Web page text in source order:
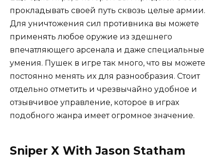
прокладывать своей путь сквозь целые армии.
Для уничтожения сил противника вы можете
применять любое оружие из здешнего
впечатляющего арсенала и даже специальные
умения. Пушек в игре так много, что вы можете
постоянно менять их для разнообразия. Стоит
отдельно отметить и чрезвычайно удобное и
отзывчивое управление, которое в играх
подобного жанра имеет огромное значение.
Sniper X With Jason Statham